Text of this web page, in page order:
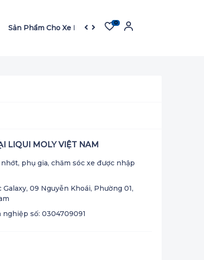
Sản Phẩm Cho Xe Máy Sản Phẩm Cho Garage
0
LIQUI MOLY VIỆT NAM
phụ gia, chăm sóc xe được nhập
Galaxy, 09 Nguyễn Khoái, Phường 01,
số: 0304709091